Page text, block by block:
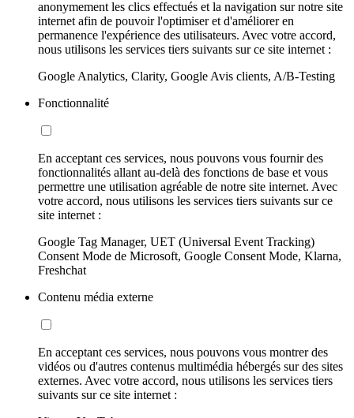
anonymement les clics effectués et la navigation sur notre site
internet afin de pouvoir l'optimiser et d'améliorer en
permanence l'expérience des utilisateurs. Avec votre accord,
nous utilisons les services tiers suivants sur ce site internet :
Google Analytics, Clarity, Google Avis clients, A/B-Testing
Fonctionnalité
En acceptant ces services, nous pouvons vous fournir des
fonctionnalités allant au-delà des fonctions de base et vous
permettre une utilisation agréable de notre site internet. Avec
votre accord, nous utilisons les services tiers suivants sur ce
site internet :
Google Tag Manager, UET (Universal Event Tracking)
Consent Mode de Microsoft, Google Consent Mode, Klarna,
Freshchat
Contenu média externe
En acceptant ces services, nous pouvons vous montrer des
vidéos ou d'autres contenus multimédia hébergés sur des sites
externes. Avec votre accord, nous utilisons les services tiers
suivants sur ce site internet :